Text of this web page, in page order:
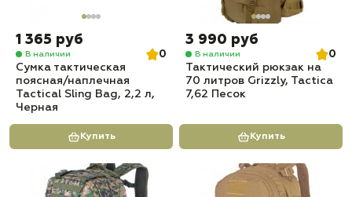
1 365 руб
В наличии
0
Сумка тактическая
поясная/наплечная
Tactical Sling Bag, 2,2 л,
Черная
Купить
3 990 руб
В наличии
0
Тактический рюкзак на
70 литров Grizzly, Tactica
7,62 Песок
Купить